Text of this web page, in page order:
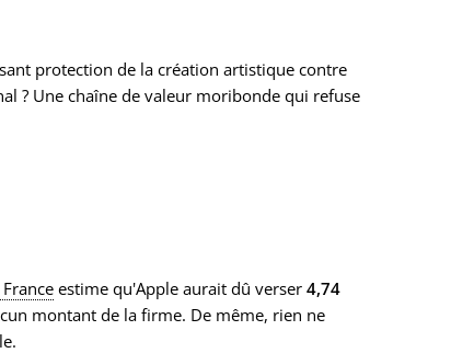
protection de la création artistique contre
? Une chaîne de valeur moribonde qui refuse
estime qu'Apple aurait dû verser4,74
montant de la firme. De même, rien ne